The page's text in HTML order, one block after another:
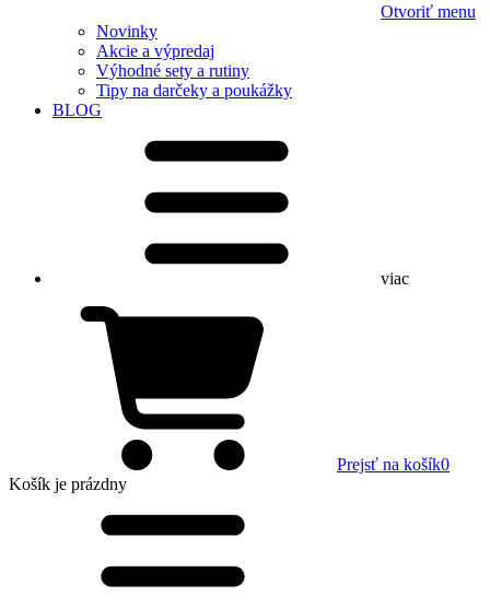
Otvoriť menu
Novinky
Akcie a výpredaj
Výhodné sety a rutiny
Tipy na darčeky a poukážky
BLOG
viac
Prejsť na košík0
Košík je prázdny